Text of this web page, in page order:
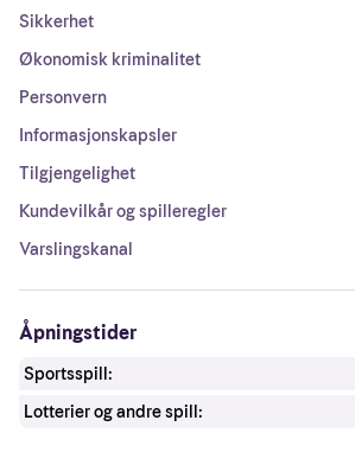
Sikkerhet
Økonomisk kriminalitet
Personvern
Informasjonskapsler
Tilgjengelighet
Kundevilkår og spilleregler
Varslingskanal
Åpningstider
Sportsspill:
Lotterier og andre spill: